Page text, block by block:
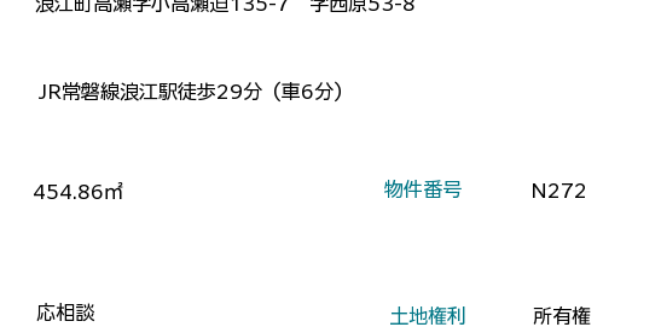
JR常磐線浪江駅徒歩29分（車6分）
454.86㎡ ​物件番号 N272
応相談 ​土地権利 所有権